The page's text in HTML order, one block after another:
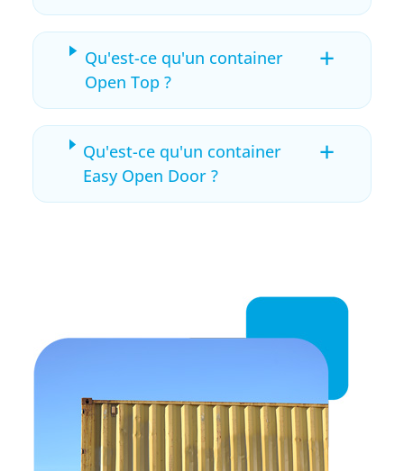
Qu'est-ce qu'un container
Open Top ?
+
Qu'est-ce qu'un container
Easy Open Door ?
+